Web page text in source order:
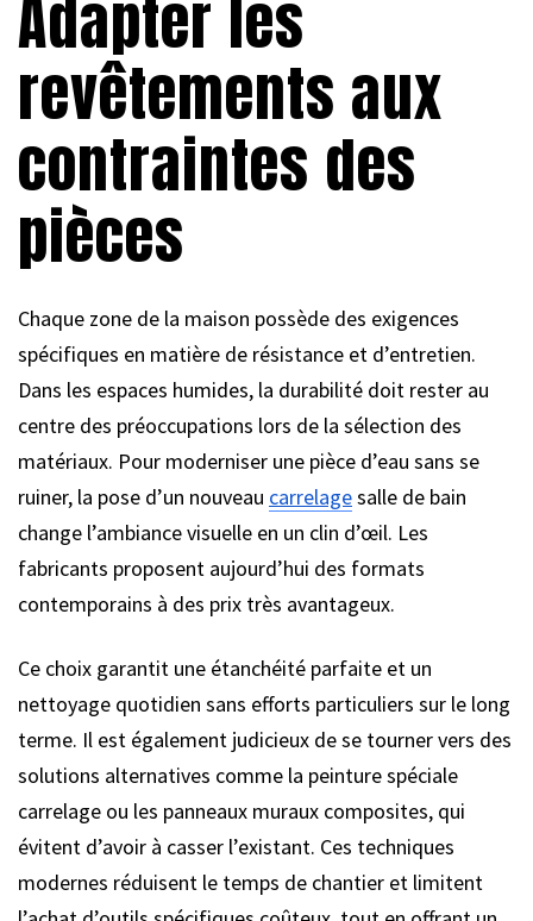
Adapter les
revêtements aux
contraintes des
pièces
Chaque zone de la maison possède des exigences
spécifiques en matière de résistance et d’entretien.
Dans les espaces humides, la durabilité doit rester au
centre des préoccupations lors de la sélection des
matériaux. Pour moderniser une pièce d’eau sans se
ruiner, la pose d’un nouveau carrelagesalle de bain
change l’ambiance visuelle en un clin d’œil. Les
fabricants proposent aujourd’hui des formats
contemporains à des prix très avantageux.
Ce choix garantit une étanchéité parfaite et un
nettoyage quotidien sans efforts particuliers sur le long
terme. Il est également judicieux de se tourner vers des
solutions alternatives comme la peinture spéciale
carrelage ou les panneaux muraux composites, qui
évitent d’avoir à casser l’existant. Ces techniques
modernes réduisent le temps de chantier et limitent